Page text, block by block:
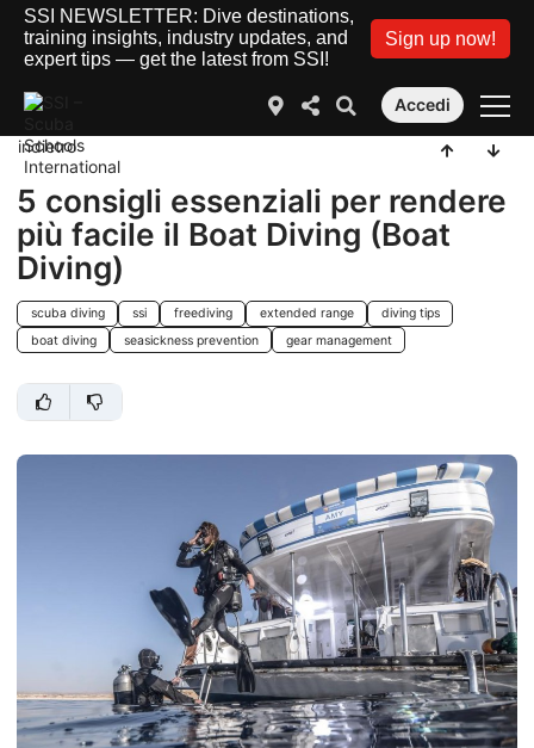
SSI NEWSLETTER: Dive destinations,
training insights, industry updates, and
expert tips — get the latest from SSI!
Sign up now!
Accedi
indietro
5 consigli essenziali per rendere
più facile il Boat Diving (Boat
Diving)
scuba diving ssi freediving extended range
diving tips
boat diving
seasickness prevention gear management